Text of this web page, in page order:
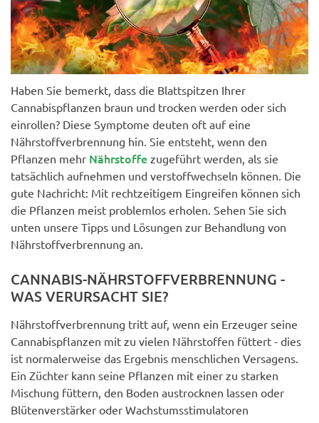
Haben Sie bemerkt, dass die Blattspitzen Ihrer
Cannabispflanzen braun und trocken werden oder sich
einrollen? Diese Symptome deuten oft auf eine
Nährstoffverbrennung hin. Sie entsteht, wenn den
Pflanzen mehr Nährstoffe zugeführt werden, als sie
tatsächlich aufnehmen und verstoffwechseln können. Die
gute Nachricht: Mit rechtzeitigem Eingreifen können sich
die Pflanzen meist problemlos erholen. Sehen Sie sich
unten unsere Tipps und Lösungen zur Behandlung von
Nährstoffverbrennung an.
CANNABIS-NÄHRSTOFFVERBRENNUNG -
WAS VERURSACHT SIE?
Nährstoffverbrennung tritt auf, wenn ein Erzeuger seine
Cannabispflanzen mit zu vielen Nährstoffen füttert - dies
ist normalerweise das Ergebnis menschlichen Versagens.
Ein Züchter kann seine Pflanzen mit einer zu starken
Mischung füttern, den Boden austrocknen lassen oder
Blütenverstärker oder Wachstumsstimulatoren